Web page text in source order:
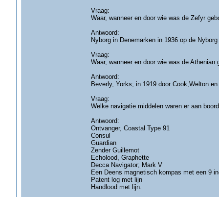
Vraag:
Waar, wanneer en door wie was de Zefyr
Antwoord:
Nyborg in Denemarken in 1936 op de
Vraag:
Waar, wanneer en door wie was de Athenian
Antwoord:
Beverly, Yorks; in 1919 door Cook,Welton
Vraag:
Welke navigatie middelen waren er aan
Antwoord:
Ontvanger, Coastal Type 91
Consul
Guardian
Zender Guillemot
Echolood, Graphette
Decca Navigator; Mark V
Een Deens magnetisch kompas met een 9
Patent log met lijn
Handlood met lijn.